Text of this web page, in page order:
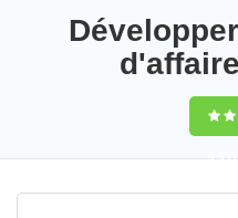
9,5